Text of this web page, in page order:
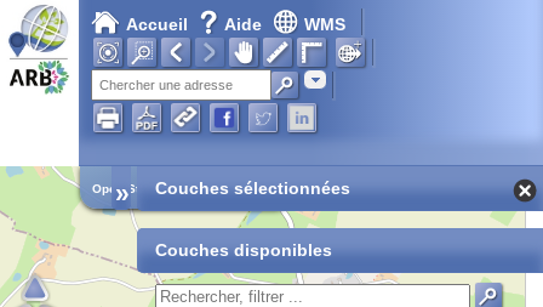
Accueil Aide WMS
Adresse
Open Street Map
» Couches sélectionnées
Couches disponibles